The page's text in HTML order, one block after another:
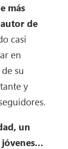
más
de
casi
en
su
y
un
jóvenes…